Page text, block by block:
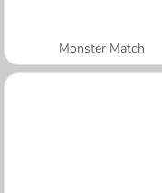
Monster Match